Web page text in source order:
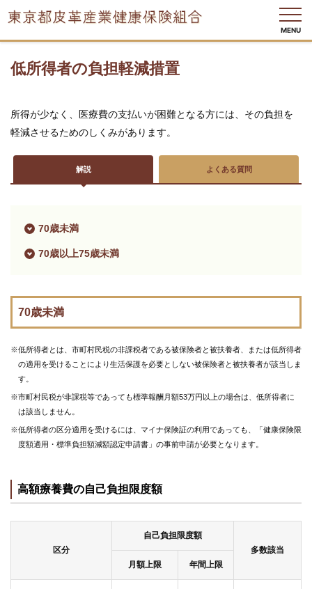
MENU
健
保
の
く
の
付
保
事
業
各
種
続
き
一
低所得者の負担軽減措置
所得が少なく、医療費の支払いが困難となる方には、その負担を
軽減させるためのしくみがあります。
解説 よくある質問
70歳未満
70歳以上75歳未満
70歳未満
※低所得者とは、市町村民税の非課税者である被保険者と被扶養者、または低所得者
の適用を受けることにより生活保護を必要としない被保険者と被扶養者が該当しま
す。
※市町村民税が非課税等であっても標準報酬月額53万円以上の場合は、低所得者に
は該当しません。
※低所得者の区分適用を受けるには、マイナ保険証の利用であっても、「健康保険限
度額適用・標準負担額減額認定申請書」の事前申請が必要となります。
高額療養費の自己負担限度額
区分
自己負担限度額
多数該当
月額上限
年間上限